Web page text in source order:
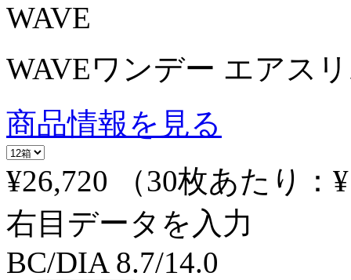
WAVE
WAVEワンデー エアス
商品情報を見る
¥26,720
（30枚あたり：
右目データを入力
BC/DIA 8.7/14.0